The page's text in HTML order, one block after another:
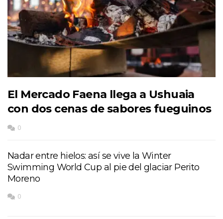
El Mercado Faena llega a Ushuaia
con dos cenas de sabores fueguinos
0
Nadar entre hielos: así se vive la Winter
Swimming World Cup al pie del glaciar Perito
Moreno
0